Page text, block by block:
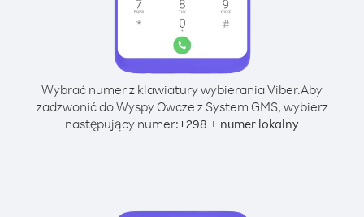
Wybrać numer z klawiatury wybierania Viber.Aby
zadzwonić do Wyspy Owcze z System GMS, wybierz
następujący numer:+298 + numer lokalny